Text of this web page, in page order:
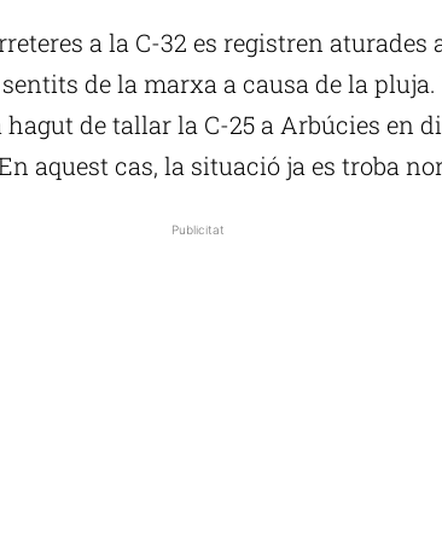
a la C-32 es registren aturades
de la marxa a causa de la
hagut de tallar la C-25 a Arbúcies en
aquest cas, la situació ja es troba
Publicitat